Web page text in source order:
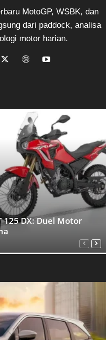
MotoGP, WSBK, dan
dari paddock, analisa
motor harian.
125 DX: Duel Motor